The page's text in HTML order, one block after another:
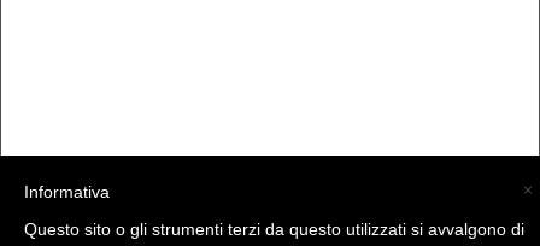
×
Informativa
Questo sito o gli strumenti terzi da questo utilizzati si avvalgono di